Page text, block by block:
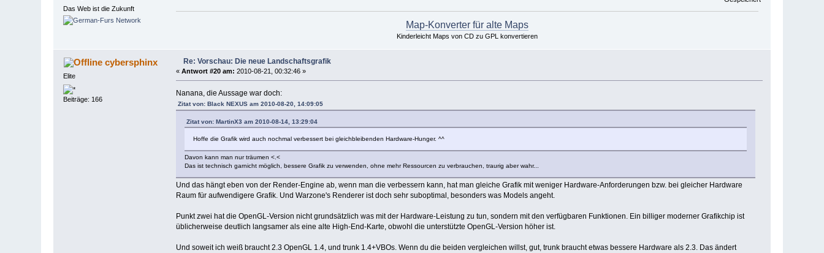
Das Web ist die Zukunft
Map-Konverter für alte Maps
Kinderleicht Maps von CD zu GPL konvertieren
cybersphinx
Elite
Beiträge: 166
Re: Vorschau: Die neue Landschaftsgrafik
« Antwort #20 am: 2010-08-21, 00:32:46 »
Nanana, die Aussage war doch:
Zitat von: Black NEXUS am 2010-08-20, 14:09:05
Zitat von: MartinX3 am 2010-08-14, 13:29:04
Hoffe die Grafik wird auch nochmal verbessert bei gleichbleibenden Hardware-Hunger. ^^
Davon kann man nur träumen <.<
Das ist technisch garnicht möglich, bessere Grafik zu verwenden, ohne mehr Ressourcen zu verbrauchen, traurig aber wahr...
Und das hängt eben von der Render-Engine ab, wenn man die verbessern kann, hat man gleiche Grafik mit weniger Hardware-Anforderungen bzw. bei gleicher Hardware
Raum für aufwendigere Grafik. Und Warzone's Renderer ist doch sehr suboptimal, besonders was Models angeht.
Punkt zwei hat die OpenGL-Version nicht grundsätzlich was mit der Hardware-Leistung zu tun, sondern mit den verfügbaren Funktionen. Ein billiger moderner Grafikchip ist
üblicherweise deutlich langsamer als eine alte High-End-Karte, obwohl die unterstützte OpenGL-Version höher ist.
Und soweit ich weiß braucht 2.3 OpenGL 1.4, und trunk 1.4+VBOs. Wenn du die beiden vergleichen willst, gut, trunk braucht etwas bessere Hardware als 2.3. Das ändert